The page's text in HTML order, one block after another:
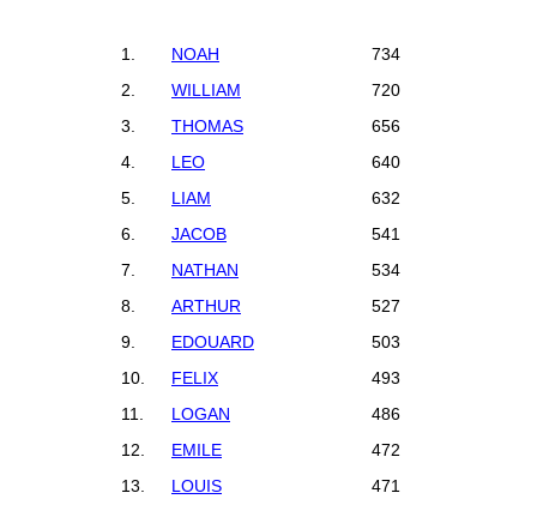
1. NOAH
734
2.
WILLIAM
720
3.
THOMAS
656
4.
LEO
640
5.
LIAM
632
6.
JACOB
541
7.
NATHAN
534
8.
ARTHUR
527
9.
EDOUARD
503
10.
FELIX
493
11.
LOGAN
486
12.
EMILE
472
13.
LOUIS
471